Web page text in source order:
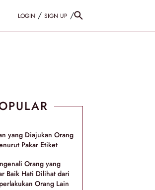
LOGIN / SIGN UP /
yang Diajukan Orang
Pakar Etiket
Orang yang
Baik Hati Dilihat dari
Orang Lain